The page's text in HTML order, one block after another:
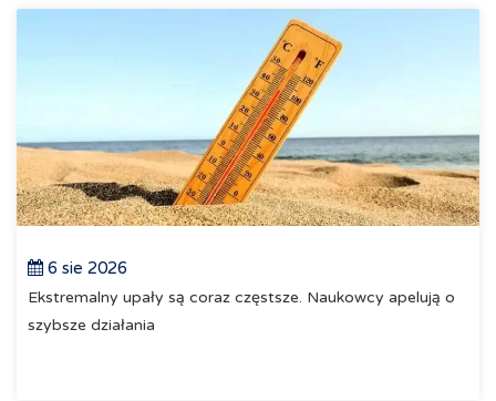
6 sie 2026
Ekstremalny upały są coraz częstsze. Naukowcy apelują o
szybsze działania